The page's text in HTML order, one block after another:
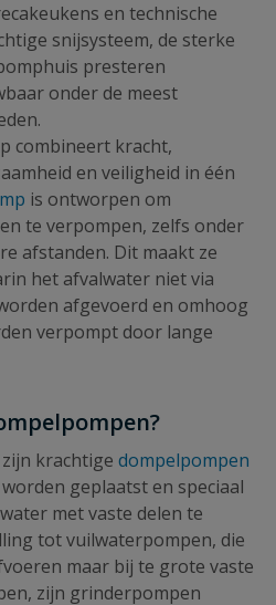
en technische
snijsysteem, de sterke
presteren
onder de meest
combineert kracht,
en veiligheid in één
is ontworpen om
te verpompen, zelfs onder
afstanden. Dit maakt ze
het afvalwater niet via
afgevoerd en omhoog
verpompt door lange
krachtige dompelpompen
geplaatst en speciaal
met vaste delen te
tot vuilwaterpompen, die
maar bij te grote vaste
zijn grinderpompen